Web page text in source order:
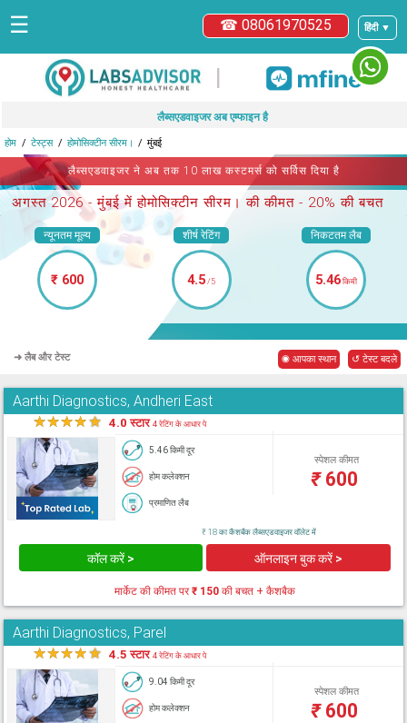
हिंदी ▼
☎ 08061970525
☰
|
लैब्सएडवाइजर अब एम्फाइन है
होम टेस्ट्स होमोसिक्टीन सीरम। मुंबई
लैब्सएडवाइजर ने अब तक 10 लाख कस्टमर्स को सर्विस दिया है
अगस्त 2026 -मुंबई में होमोसिक्टीन सीरम। की कीमत - 20% की बचत
न्यूनतम मूल्य
₹ 600
शीर्ष रेटिंग
4.5/5
निकटतम लैब
5.46किमी
➜ लैब और टेस्ट ◉ आपका स्थान ↺ टेस्ट बदले
Aarthi Diagnostics, Andheri East
★★★★★ 4.0 स्टार4 रेटिंग के आधार पे
5.46 किमी दूर
होम कलेक्शन
प्रमाणित लैब
स्पेशल कीमत
₹600
₹ 18 का कैशबैक लैब्सएडवाइजर वॉलेट में
कॉल करें > ऑनलाइन बुक करें >
मार्केट की कीमत पर₹ 150की बचत + कैशबैक
Aarthi Diagnostics, Parel
★★★★★ 4.5 स्टार4 रेटिंग के आधार पे
9.04 किमी दूर
होम कलेक्शन
स्पेशल कीमत
₹600